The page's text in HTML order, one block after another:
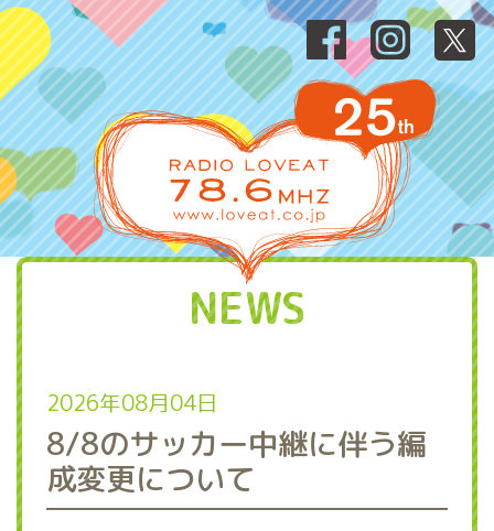
NEWS
2026年08月04日
8/8のサッカー中継に伴う編
成変更について